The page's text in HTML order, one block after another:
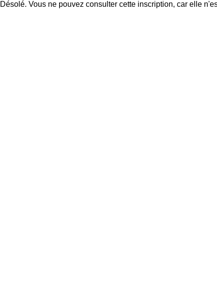
Désolé. Vous ne pouvez consulter cette inscription, car elle